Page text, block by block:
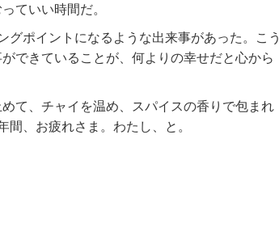
ていい時間だ。
ポイントになるような出来事があった。こう
できていることが、何よりの幸せだと心から
て、チャイを温め、スパイスの香りで包まれ
、お疲れさま。わたし、と。